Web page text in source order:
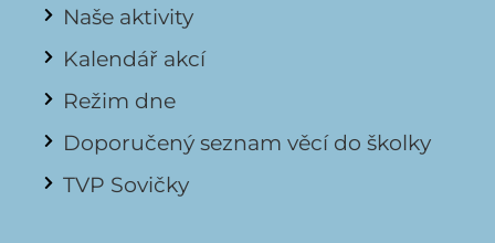
Naše aktivity
Kalendář akcí
Režim dne
Doporučený seznam věcí do školky
TVP Sovičky